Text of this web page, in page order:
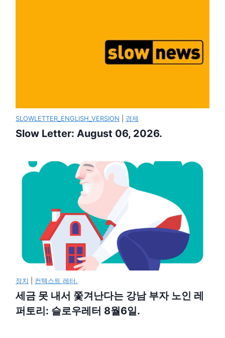
SLOWLETTER_ENGLISH_VERSION 경제
Slow Letter: August 06, 2026.
정치 컨텍스트 레터.
세금 못 내서 쫓겨난다는 강남 부자 노인 레
퍼토리: 슬로우레터 8월6일.